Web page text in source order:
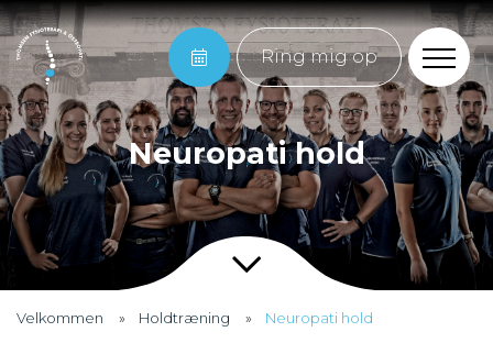
Ring mig op
Neuropati hold
Velkommen Holdtræning Neuropati hold